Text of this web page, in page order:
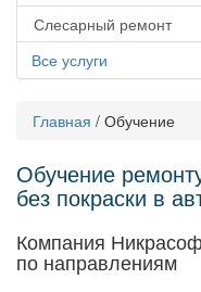
Слесарный ремонт
Все услуги
Главная / Обучение
Обучение
без покраски в
Компания
по направлениям